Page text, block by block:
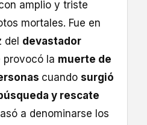
amplio y triste
mortales. Fue en
del devastador
provocó la muerte de
cuando surgió
y rescate
a denominarse los